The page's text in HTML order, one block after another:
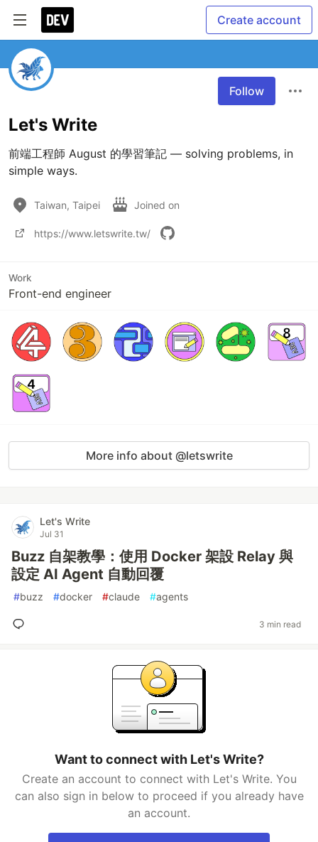
Create account
Follow
Let's Write
前端工程師 August 的學習筆記 — solving problems, in
simple ways.
Taiwan, Taipei Joined on
https://www.letswrite.tw/
Work
Front-end engineer
More info about @letswrite
Let's Write
Jul 31
Buzz 自架教學：使用 Docker 架設 Relay 與
設定 AI Agent 自動回覆
#buzz #docker #claude #agents
3 min read
Want to connect with Let's Write?
Create an account to connect with Let's Write. You
can also sign in below to proceed if you already have
an account.